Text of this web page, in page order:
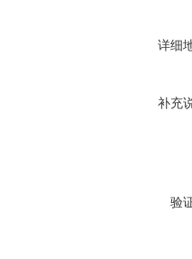
详细
补充
验